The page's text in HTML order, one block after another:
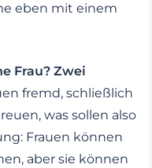
eben mit einem
Frau? Zwei
fremd, schließlich
was sollen also
Frauen können
aber sie können